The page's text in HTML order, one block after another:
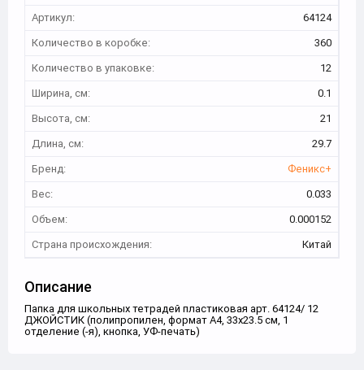
Артикул:
64124
Количество в коробке:
360
Количество в упаковке:
12
Ширина, см:
0.1
Высота, см:
21
Длина, см:
29.7
Бренд:
Феникс+
Вес:
0.033
Объем:
0.000152
Страна происхождения:
Китай
Описание
Папка для школьных тетрадей пластиковая арт. 64124/ 12
ДЖОЙСТИК (полипропилен, формат А4, 33x23.5 см, 1
отделение (-я), кнопка, УФ-печать)